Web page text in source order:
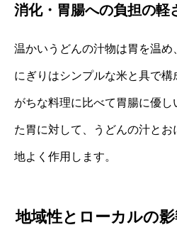
消化・胃腸への負担の軽
温かいうどんの汁物は胃を温
にぎりはシンプルな米と具で構
がちな料理に比べて胃腸に優
た胃に対して、うどんの汁と
地よく作用します。
地域性とローカルの